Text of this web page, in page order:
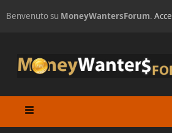
Benvenuto su MoneyWantersForum.